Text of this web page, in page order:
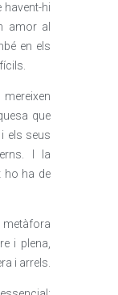
havent-hi
amor al
en els
que
els seus
I la
ho ha de
i plena,
i arrels.